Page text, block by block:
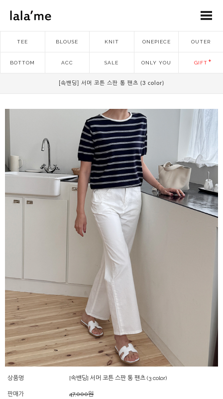
TEE BLOUSE KNIT ONEPIECE OUTER
BOTTOM ACC SALE ONLY YOU GIFT
[속밴딩] 서머 코튼 스판 통 팬츠 (3 color)
상품명 [속밴딩] 서머 코튼 스판 통 팬츠 (3 color)
판매가 47,000원